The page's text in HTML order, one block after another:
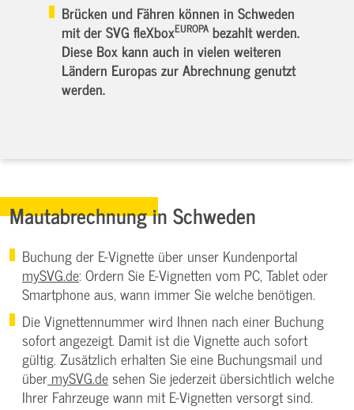
Brücken und Fähren können in Schweden
mit der SVG fleXboxEUROPA bezahlt werden.
Diese Box kann auch in vielen weiteren
Ländern Europas zur Abrechnung genutzt
werden.
Mautabrechnung in Schweden
Buchung der E-Vignette über unser Kundenportal
mySVG.de: Ordern Sie E-Vignetten vom PC, Tablet oder
Smartphone aus, wann immer Sie welche benötigen.
Die Vignettennummer wird Ihnen nach einer Buchung
sofort angezeigt. Damit ist die Vignette auch sofort
gültig. Zusätzlich erhalten Sie eine Buchungsmail und
über mySVG.de sehen Sie jederzeit übersichtlich welche
Ihrer Fahrzeuge wann mit E-Vignetten versorgt sind.